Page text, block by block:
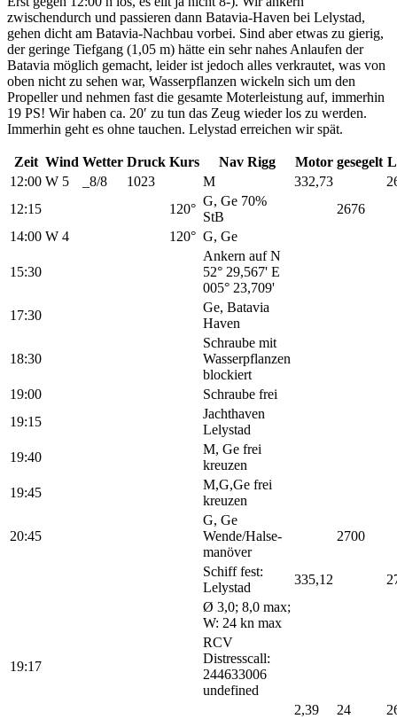
zwischendurch und passieren dann Batavia-Haven bei Lelystad,
gehen dicht am Batavia-Nachbau vorbei. Sind aber etwas zu gierig,
der geringe Tiefgang (1,05 m) hätte ein sehr nahes Anlaufen der
Batavia möglich gemacht, leider ist jedoch alles verkrautet, was von
oben nicht zu sehen war, Wasserpflanzen wickeln sich um den
Propeller und nehmen fast die gesamte Moterleistung auf, immerhin
19 PS! Wir haben ca. 20′ zu tun das Zeug wieder los zu werden.
Immerhin geht es ohne tauchen. Lelystad erreichen wir spät.
Zeit Wind Wetter Druck Kurs Nav Rigg Motor gesegelt
12:00 W 5 _8/8 1023 M 332,73
12:15
120°
G, Ge 70%
StB
2676
14:00 W 4 120° G, Ge
15:30
Ankern auf N
52° 29,567' E
005° 23,709'
17:30
Ge, Batavia
Haven
18:30
Schraube mit
Wasserpflanzen
blockiert
19:00
Schraube frei
19:15
Jachthaven
Lelystad
19:40
M, Ge frei
kreuzen
19:45
M,G,Ge frei
kreuzen
20:45
G, Ge
Wende/Halse-
manöver
2700
Schiff fest:
Lelystad
335,12
Ø 3,0; 8,0 max;
W: 24 kn max
19:17
RCV
Distresscall:
244633006
undefined
2,39
24